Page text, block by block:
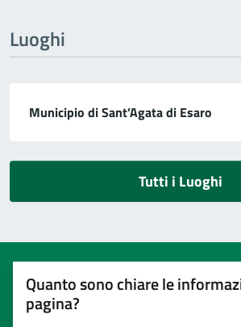
Luoghi
Municipio di Sant’Agata di Esaro
Tutti i Luoghi
Quanto sono chiare le
pagina?